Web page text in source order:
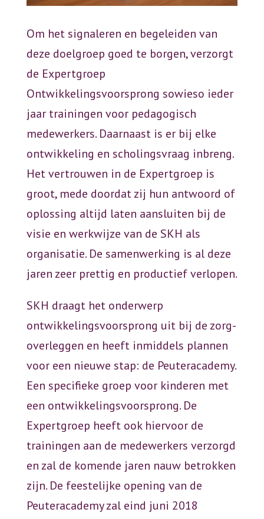
Om het signaleren en begeleiden van
deze doelgroep goed te borgen, verzorgt
de Expertgroep
Ontwikkelingsvoorsprong sowieso ieder
jaar trainingen voor pedagogisch
medewerkers. Daarnaast is er bij elke
ontwikkeling en scholingsvraag inbreng.
Het vertrouwen in de Expertgroep is
groot, mede doordat zij hun antwoord of
oplossing altijd laten aansluiten bij de
visie en werkwijze van de SKH als
organisatie. De samenwerking is al deze
jaren zeer prettig en productief verlopen.
SKH draagt het onderwerp
ontwikkelingsvoorsprong uit bij de zorg-
overleggen en heeft inmiddels plannen
voor een nieuwe stap: de Peuteracademy.
Een specifieke groep voor kinderen met
een ontwikkelingsvoorsprong. De
Expertgroep heeft ook hiervoor de
trainingen aan de medewerkers verzorgd
en zal de komende jaren nauw betrokken
zijn. De feestelijke opening van de
Peuteracademy zal eind juni 2018